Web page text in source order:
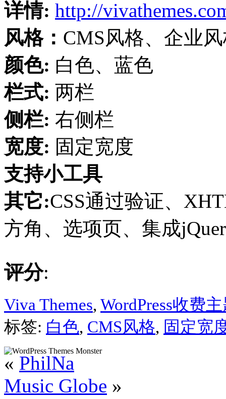
详情: http://
风格： CMS风格、企业
颜色: 白色、蓝色
栏式: 两栏
侧栏: 右侧栏
宽度: 固定宽度
支持小工具
其它:CSS通过验证、
方角、选项页、集成
评分:
Viva Themes, WordPress收费
标签: 白色, CMS风格, 固定宽
« PhilNa
Music Globe »